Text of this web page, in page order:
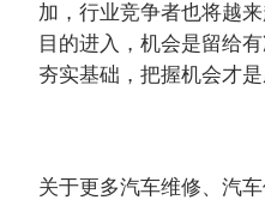
加，行业竞争者也将越
目的进入，机会是留给
夯实基础，把握机会才是
关于更多汽车维修、汽